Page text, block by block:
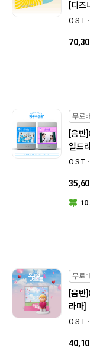
[디즈
O.S.T
무료
[음반]
일드
O.S.T
무료
[음반]
라마]
O.S.T